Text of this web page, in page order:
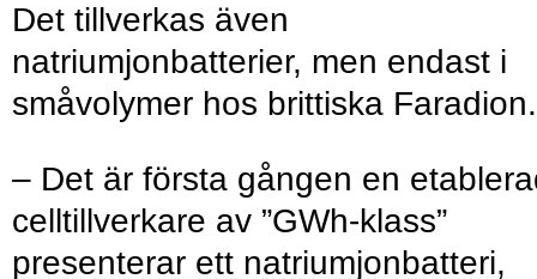
Det tillverkas även
natriumjonbatterier, men endast i
småvolymer hos brittiska Faradion.
– Det är första gången en
celltillverkare av ”GWh-klass”
presenterar ett natriumjonbatteri,